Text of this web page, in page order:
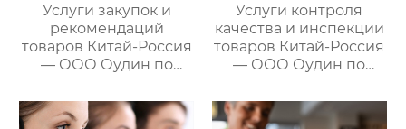
Услуги закупок и
рекомендаций
товаров Китай-Россия
— ООО Оудин по
международными
цепями поставок
Услуги контроля
качества и инспекции
товаров Китай-Россия
— ООО Оудин по
международными
цепями поставок